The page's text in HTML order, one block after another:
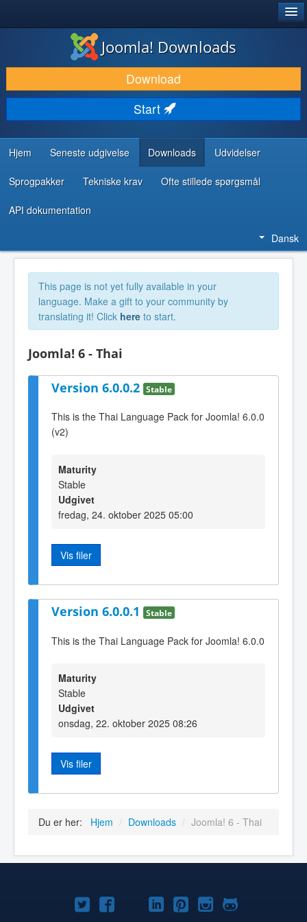
DOWNLOAD & UDVID
OPDAG & LÆR
FÆLLESSKABET & SUPPORT
UDVIKLERRESSOURCER
Joomla! Downloads
Download
Start
Hjem Seneste udgivelse Downloads Udvidelser
Sprogpakker Tekniske krav Ofte stillede spørgsmål
API dokumentation
Dansk
This page is not yet fully available in your
language. Make a gift to your community by
translating it! Click here to start.
Joomla! 6 - Thai
Version 6.0.0.2 Stable
This is the Thai Language Pack for Joomla! 6.0.0
(v2)
Maturity
Stable
Udgivet
fredag, 24. oktober 2025 05:00
Vis filer
Version 6.0.0.1 Stable
This is the Thai Language Pack for Joomla! 6.0.0
Maturity
Stable
Udgivet
onsdag, 22. oktober 2025 08:26
Vis filer
Du er her: Hjem / Downloads / Joomla! 6 - Thai
Joomla!Joomla!Joomla!
Joomla!Joomla!
Joomla!Joomla!